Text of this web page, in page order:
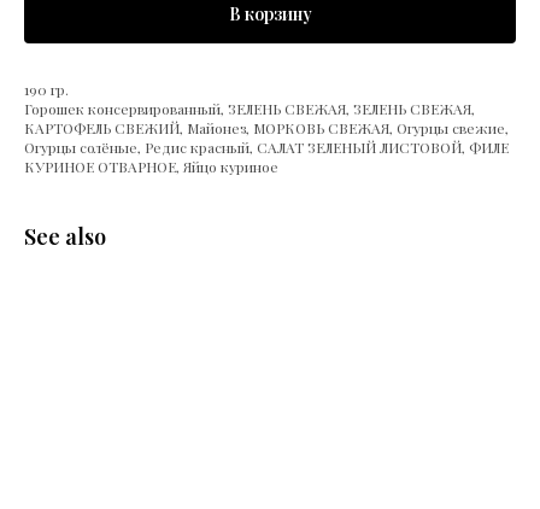
В корзину
190 гр.
Горошек консервированный, ЗЕЛЕНЬ СВЕЖАЯ, ЗЕЛЕНЬ СВЕЖАЯ,
КАРТОФЕЛЬ СВЕЖИЙ, Майонез, МОРКОВЬ СВЕЖАЯ, Огурцы свежие,
Огурцы солёные, Редис красный, САЛАТ ЗЕЛЕНЫЙ ЛИСТОВОЙ, ФИЛЕ
КУРИНОЕ ОТВАРНОЕ, Яйцо куриное
See also